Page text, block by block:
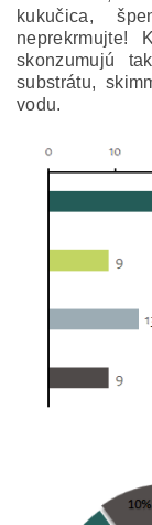
kukučica,
neprekrmujte!
skonzumujú
substrátu,
vodu.